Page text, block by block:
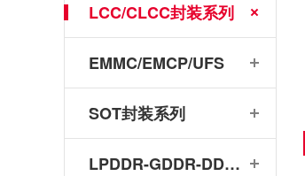
LCC/CLCC封装系列
EMMC/EMCP/UFS
SOT封装系列
LPDDR-GDDR-DDR系列